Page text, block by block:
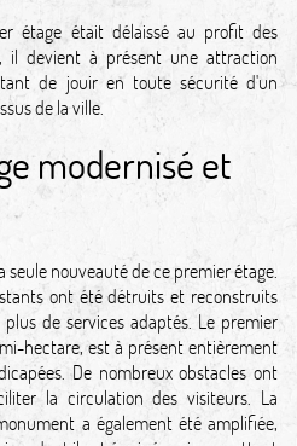
étage était délaissé au profit des
il devient à présent une attraction
de jouir en toute sécurité d'un
de la ville.
modernisé et
nouveauté de ce premier étage.
ont été détruits et reconstruits
de services adaptés. Le premier
hectare, est à présent entièrement
De nombreux obstacles ont
la circulation des visiteurs. La
a également été amplifiée,